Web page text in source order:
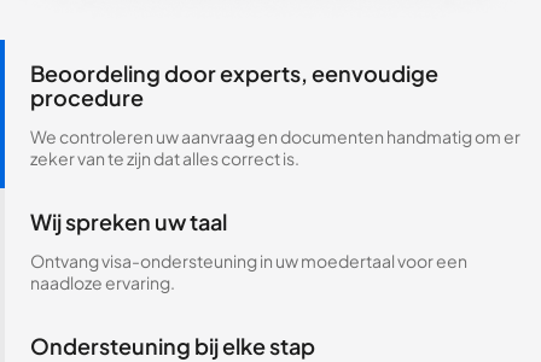
Beoordeling door experts, eenvoudige
procedure
We controleren uw aanvraag en documenten handmatig om er
zeker van te zijn dat alles correct is.
Wij spreken uw taal
Ontvang visa-ondersteuning in uw moedertaal voor een
naadloze ervaring.
Ondersteuning bij elke stap